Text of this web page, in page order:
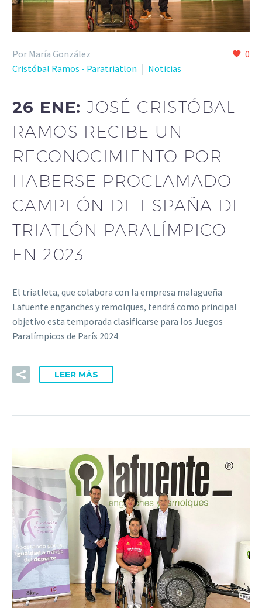
0
Por María González
Cristóbal Ramos - Paratriatlon
Noticias
26 ENE:JOSÉ CRISTÓBAL
RAMOS RECIBE UN
RECONOCIMIENTO POR
HABERSE PROCLAMADO
CAMPEÓN DE ESPAÑA DE
TRIATLÓN PARALÍMPICO
EN 2023
El triatleta, que colabora con la empresa malagueña
Lafuente enganches y remolques, tendrá como principal
objetivo esta temporada clasificarse para los Juegos
Paralímpicos de París 2024
LEER MÁS